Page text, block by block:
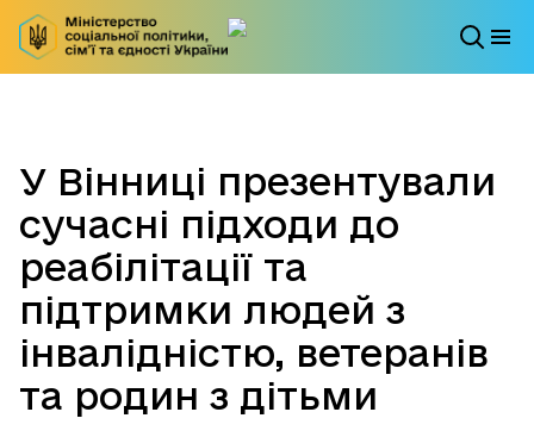
У Вінниці презентували
сучасні підходи до
реабілітації та
підтримки людей з
інвалідністю, ветеранів
та родин з дітьми